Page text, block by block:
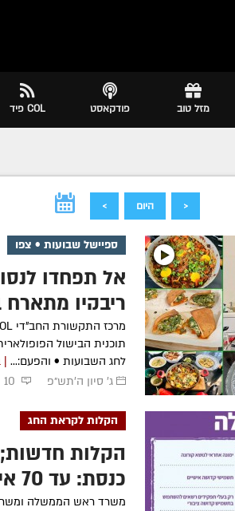
מזל טוב פודקאסט COL פיד
< היום >
ספיישל שבועות • צפו
אל תפחדו
ריבקין
תוכנית הבישול
לחג השבועות • והפעם:... |
ג' סיון ה׳תש״פ
10
הקלות לקראת החג
הקלות
כנסת: עד 70 איש בחלל אחד
משרד ראש הממשלה